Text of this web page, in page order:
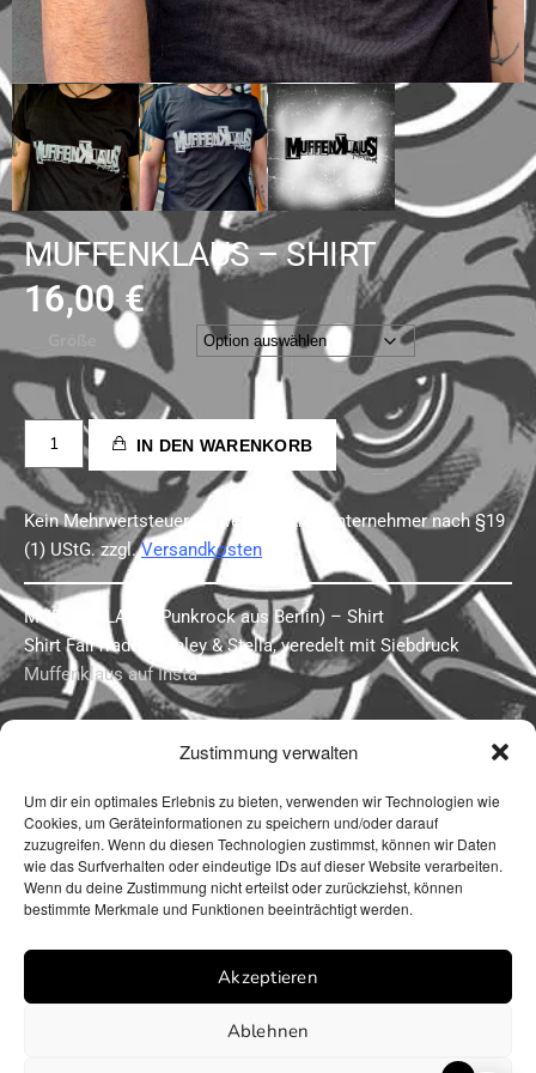
Zustimmung verwalten
Um dir ein optimales Erlebnis zu bieten, verwenden wir Technologien wie
Cookies, um Geräteinformationen zu speichern und/oder darauf
zuzugreifen. Wenn du diesen Technologien zustimmst, können wir Daten
wie das Surfverhalten oder eindeutige IDs auf dieser Website verarbeiten.
Wenn du deine Zustimmung nicht erteilst oder zurückziehst, können
bestimmte Merkmale und Funktionen beeinträchtigt werden.
Akzeptieren
Ablehnen
MUFFENKLAUS – SHIRT
16,00€
IN DEN WARENKORB
Kein Mehrwertsteuerausweis, da Kleinunternehmer nach §19
(1) UStG. zzgl.Versandkosten
MUFFENKLAUS (
Punkrock aus Berlin) – Shirt
Shirt FairTrade, Stanley & Stella, veredelt mit Siebdruck
Muffenklaus auf Insta
ImpressumDatenschutzerklärung
Cookie Richtlinie (EU)
Website mit ❤️ erstellt von we-make-
marketing.com